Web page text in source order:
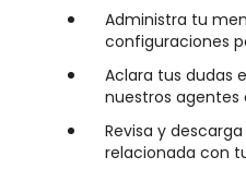
Administra tu
configuraciones
Aclara tus dudas
nuestros agentes
Revisa y
relacionada con